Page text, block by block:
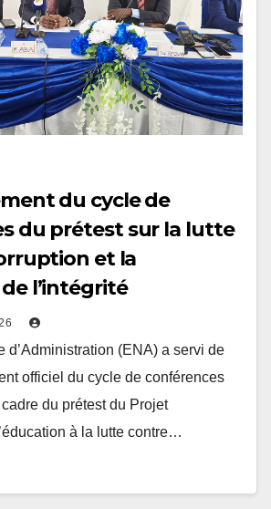
du cycle de
du prétest sur la lutte
et la
l’intégrité
d’Administration (ENA) a servi de
officiel du cycle de conférences
du prétest du Projet
à la lutte contre…